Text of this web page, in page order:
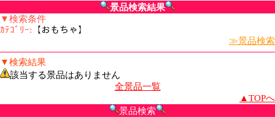
景品検索結果
▼検索条件
ｶﾃｺﾞﾘｰ: 【おもちゃ】
≫景品検索
▼検索結果
該当する景品はありません
全景品一覧
▲TOPへ
景品検索